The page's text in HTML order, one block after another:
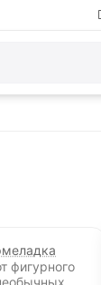
фигурного